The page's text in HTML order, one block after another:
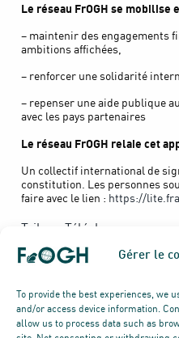
Gérer le
To provide the best experiences, we
and/or access device information.
allow us to process data such as
Le réseau FrOGH se mobilise
– maintenir des engagements
ambitions affichées,
– renforcer une solidarité
– repenser une aide publique
avec les pays partenaires
Le réseau FrOGH relaie cet
Un collectif international de
constitution. Les personnes
faire avec le lien : https://
Tribune Télécharger